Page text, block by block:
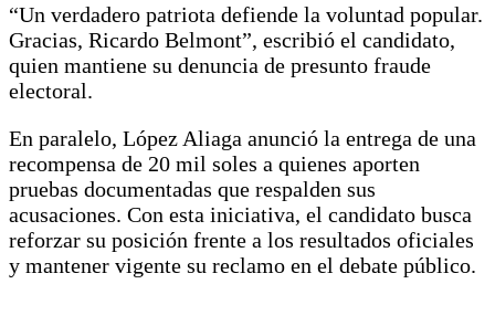
“Un verdadero patriota defiende la voluntad popular.
Gracias, Ricardo Belmont”, escribió el candidato,
quien mantiene su denuncia de presunto fraude
electoral.
En paralelo, López Aliaga anunció la entrega de una
recompensa de 20 mil soles a quienes aporten
pruebas documentadas que respalden sus
acusaciones. Con esta iniciativa, el candidato busca
reforzar su posición frente a los resultados oficiales
y mantener vigente su reclamo en el debate público.